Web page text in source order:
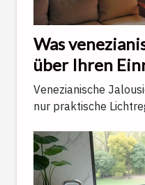
Was
über Ihren
verraten
Venezianische
nur praktische